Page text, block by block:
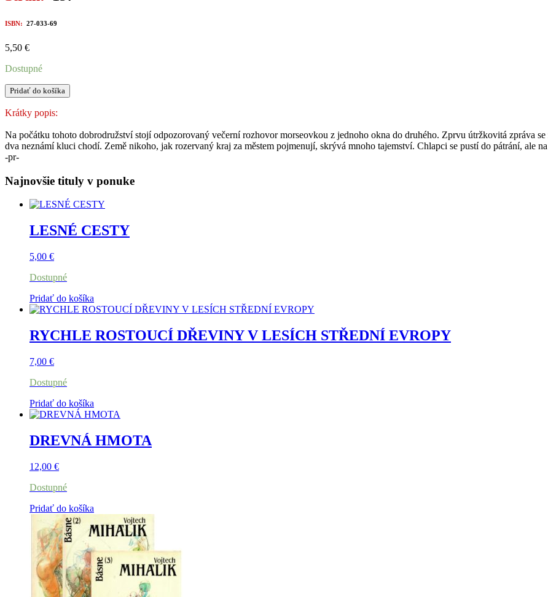
ISBN: 27-033-69
5,50 €
Dostupné
množstvo
DOBRODRUŽSTVÍ
V
NIKOHO
Pridať do košíka
Krátky popis:
Na počátku tohoto dobrodružství stojí odpozorovaný večerní rozhovor morseovkou z jednoho okna do druhého. Zprvu útržkovitá zpráva
dva neznámí kluci chodí. Země nikoho, jak rozervaný kraj za městem pojmenují, skrývá mnoho tajemství. Chlapci se pustí do pátrání, ale
-pr-
Najnovšie tituly v ponuke
LESNÉ CESTY
5,00 €
Dostupné
Pridať do košíka
RYCHLE ROSTOUCÍ DŘEVINY V LESÍCH STŘEDNÍ EVROPY
7,00 €
Dostupné
Pridať do košíka
DREVNÁ HMOTA
12,00 €
Dostupné
Pridať do košíka